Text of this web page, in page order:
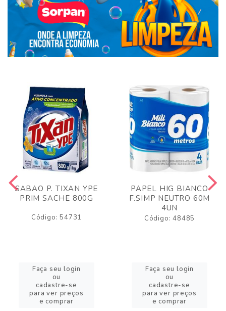
SABAO P. TIXAN YPE
PRIM SACHE 800G
Código: 54731
Faça seu login
ou
cadastre-se
para ver preços
e comprar
PAPEL HIG BIANCO
F.SIMP NEUTRO 60M
4UN
Código: 48485
Faça seu login
ou
cadastre-se
para ver preços
e comprar